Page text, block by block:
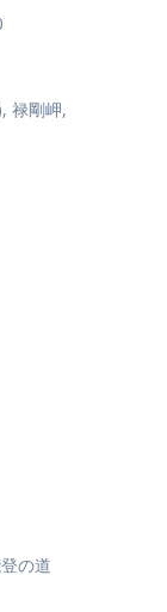
禄剛岬,
の道